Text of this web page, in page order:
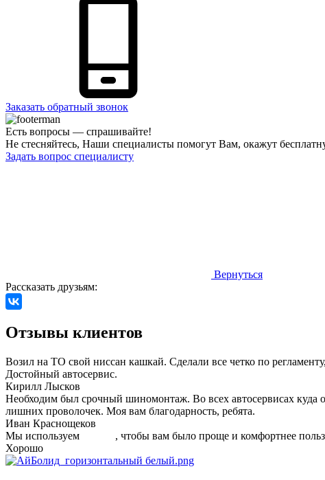
Заказать обратный звонок
Есть вопросы — спрашивайте!
Не стесняйтесь, Наши специалисты помогут Вам, окажут
Задать вопрос специалисту
Вернуться
Рассказать друзьям:
Отзывы клиентов
Возил на ТО свой ниссан кашкай. Сделали все четко по
Достойный автосервис.
Кирилл Лысков
Необходим был срочный шиномонтаж. Во всех автосервисах куда
лишних проволочек. Моя вам благодарность, ребята.
Иван Краснощеков
Мы используем
, чтобы вам было проще и комфортнее
Хорошо